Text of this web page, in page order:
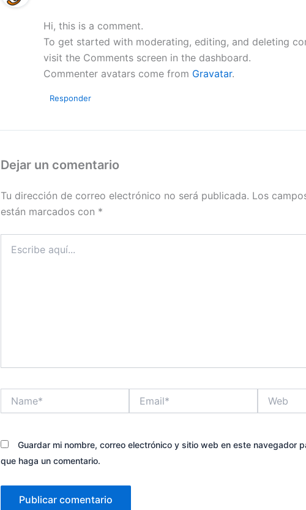
Hi, this is a comment.
To get started with moderating, editing, and deleting
visit the Comments screen in the dashboard.
Commenter avatars come from Gravatar.
Responder
Dejar un comentario
Tu dirección de correo electrónico no será publicada. Los
están marcados con *
aquí...
Guardar mi nombre, correo electrónico y sitio web en este navegador
que haga un comentario.